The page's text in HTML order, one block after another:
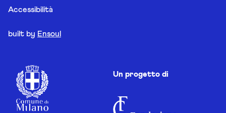
Accessibilità
built by Ensoul
Un progetto di